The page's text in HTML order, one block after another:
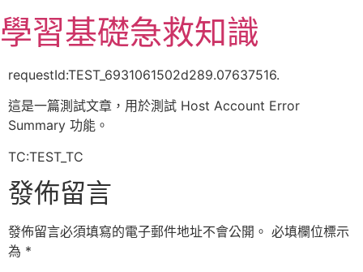
至
主
容
學習基礎急救知識
requestId:TEST_6931061502d289.07637516.
這是一篇測試文章，用於測試 Host Account Error
Summary 功能。
TC:TEST_TC
發佈留言
發佈留言必須填寫的電子郵件地址不會公開。 必填欄位標示
為 *